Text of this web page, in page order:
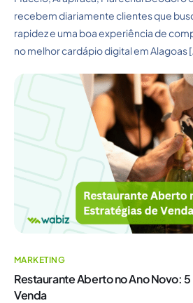
recebem diariamente clientes que
rapidez e uma boa experiência de
no melhor cardápio digital em Alagoas
MARKETING
Restaurante Aberto no Ano Novo:
Venda